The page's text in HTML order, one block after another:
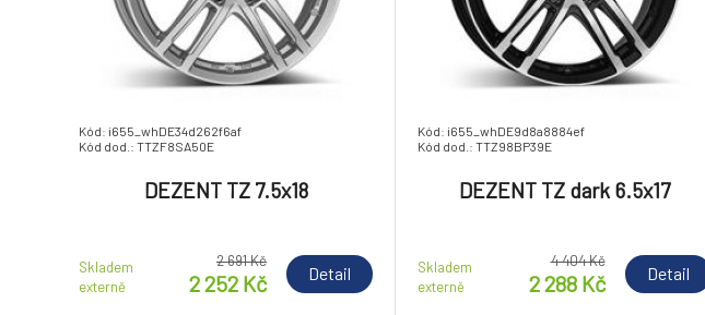
Kód: i655_whDE34d262f6af
Kód dod.: TTZF8SA50E
DEZENT TZ 7.5x18
Skladem
externě
2 691 Kč
2 252 Kč Detail
Kód: i655_whDE9d8a8884ef
Kód dod.: TTZ98BP39E
DEZENT TZ dark 6.5x17
Skladem
externě
4 404 Kč
2 288 Kč Detail